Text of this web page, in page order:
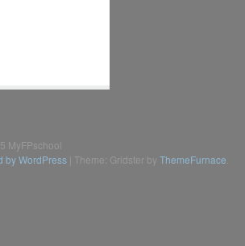
MyFPschool
by WordPress Theme: Gridster by ThemeFurnace